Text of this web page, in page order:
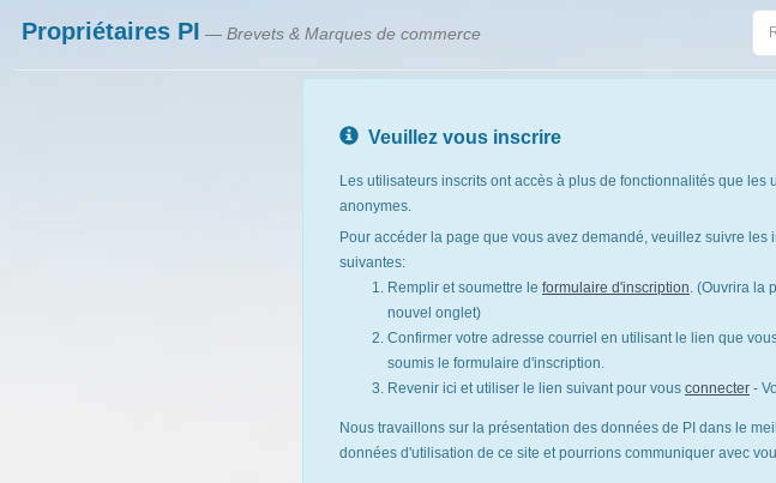
Propriétaires PI — Brevets & Marques de commerce
Veuillez vous inscrire
Les utilisateurs inscrits ont accès à plus de fonctionnalités que les
anonymes.
Pour accéder la page que vous avez demandé, veuillez suivre les
suivantes:
Remplir et soumettre le formulaire d'inscription. (Ouvrira la
nouvel onglet)
Confirmer votre adresse courriel en utilisant le lien que
soumis le formulaire d'inscription.
Revenir ici et utiliser le lien suivant pour vous connecter-
Nous travaillons sur la présentation des données de PI dans le
données d'utilisation de ce site et pourrions communiquer avec